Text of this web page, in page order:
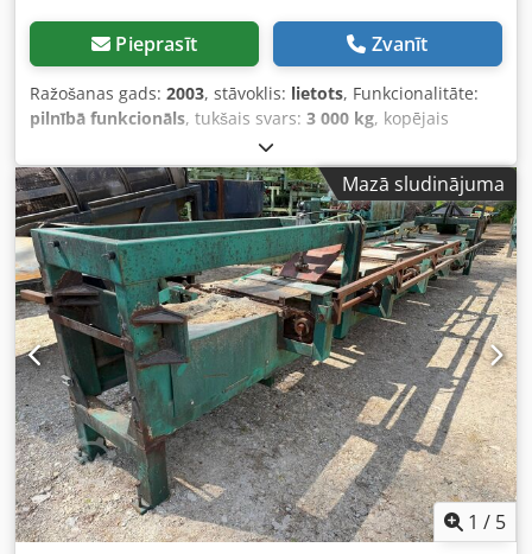
Pieprasīt Zvanīt
Ražošanas gads: 2003, stāvoklis: lietots, Funkcionalitāte:
pilnībā funkcionāls, tukšais svars: 3 000 kg, kopējais
, kopējais platums:
iekārtas/transportlīdzekļa numurs:0-280-15-2017,
Piedāvājam lietotu, automātisku, divkameru iekraušanas
staciju no atzītā ražotāja BARGSTEDT, modelis
RTBH22/D/30/12. Šī iekārta ir ideāli piemērota
mūsdienīgām koka apstrādes rūpnīcām, kur svarīga ir
augsta veiktspēja un procesa automatizācija. Pateicoties
divām kamerām, tiek nodrošināts nepārtraukts darbs un
ievērojami uzlabota materiāla apstrāde, samazinot
dīkstāves laiku. BARGSTEDT zīmola robustā konstrukcija un
uzticamība garantē ilgu un bezrūpīgu ekspluatāciju.
Automātiskā iekraušana no divām kamerām. Ietilpība: 8
cikli/min Iekraušana ar vakuumsūkņu palīdzību Codpszgcd
Ajfx Alnsrf Maksimālais sagatavju izmērs: 1300×2500 mm
Iespējams iegādāties visu līniju, tostarp ar konusveida
rotatoru aprīkotu ruļļu konveijeru un divpusējo malu
apstrādes līniju IMA COMBIMA I K/II/R75/760/V/R3.
Mazā sludinājuma
1 / 5